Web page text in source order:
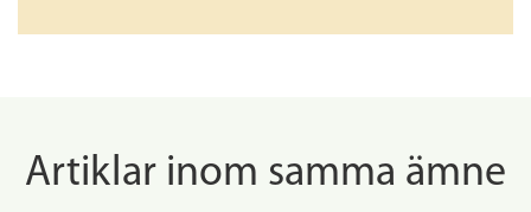
Artiklar inom samma ämne